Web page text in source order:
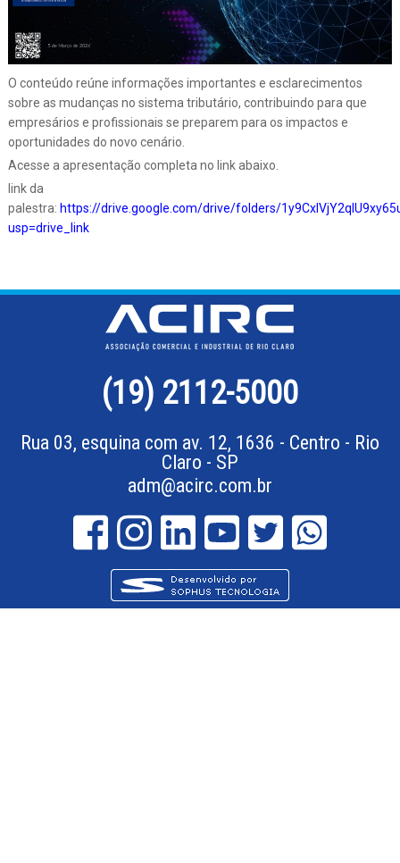
O conteúdo reúne informações importantes e esclarecimentos
sobre as mudanças no sistema tributário, contribuindo para que
empresários e profissionais se preparem para os impactos e
oportunidades do novo cenário.
Acesse a apresentação completa no link abaixo.
link da
palestra: https://drive.google.com/drive/folders/
usp=drive_link
(19) 2112-5000
Rua 03, esquina com av. 12, 1636 - Centro - Rio
Claro - SP
adm@acirc.com.br